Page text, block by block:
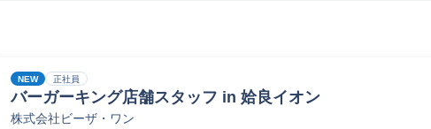
NEW 正社員
バーガーキング店舗スタッフ in 姶良イオン
株式会社ビーザ・ワン